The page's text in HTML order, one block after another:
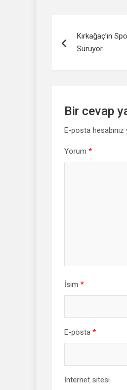
dolaşımı
Kırkağaç’ın
Sürüyor
Bir cevap
E-posta
Yorum *
İsim *
E-posta *
İnternet sitesi